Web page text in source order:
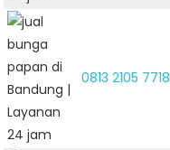
0813 2105 7718